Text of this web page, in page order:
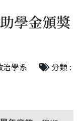
學金頒獎
治學系
分類 :